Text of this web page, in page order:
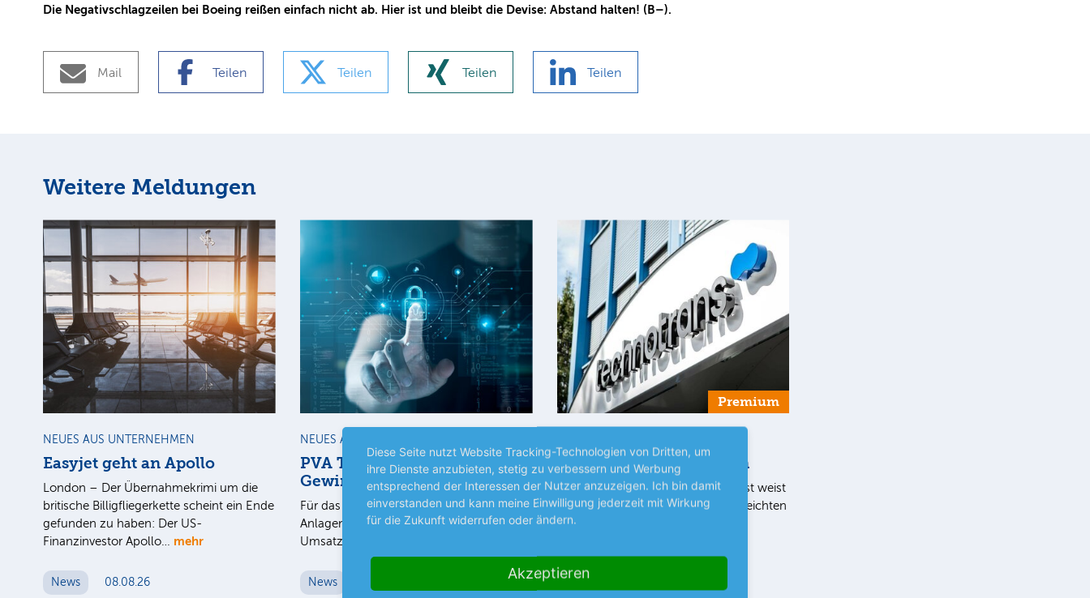
Die Negativschlagzeilen bei Boeing reißen einfach nicht ab. Hier ist und bleibt die Devise: Abstand halten! (B–).
Mail Teilen Teilen Teilen Teilen
Weitere Meldungen
NEUES AUS UNTERNEHMEN
Easyjet geht an Apollo
London – Der Übernahmekrimi um die
britische Billigfliegerkette scheint ein Ende
gefunden zu haben: Der US-
Finanzinvestor Apollo… mehr
News 08.08.26
NEUES AUS UNTERNEHMEN
PVA Tepla mit
Gewinneinbruch
Für das 1. Halbjahr weist der Hightech-
Anlagenbauer einen nahezu konstanten
Umsatz aus.
News
Premium
technotrans kann liefern
Der Thermomanagement-Spezialist weist
für die ersten 6 Monate mit einen leichten
Umsatzrückgang aus.
News
Diese Seite nutzt Website Tracking-Technologien von Dritten, um
ihre Dienste anzubieten, stetig zu verbessern und Werbung
entsprechend der Interessen der Nutzer anzuzeigen. Ich bin damit
einverstanden und kann meine Einwilligung jederzeit mit Wirkung
für die Zukunft widerrufen oder ändern.
Akzeptieren